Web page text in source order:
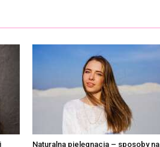
Naturalna pielęgnacja – sposoby na